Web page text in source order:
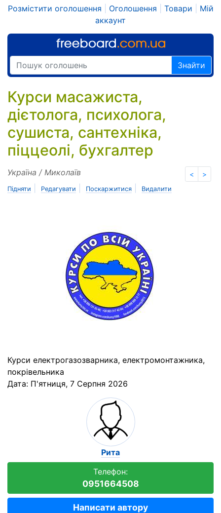
Розмістити оголошення Оголошення Товари
Мій
аккаунт
Знайти
Курси масажиста,
дієтолога, психолога,
сушиста, сантехніка,
піццеолі, бухгалтер
< >
Україна / Миколаїв
Підняти Редагувати Поскаржитися Видалити
Курси електрогазозварника, електромонтажника,
покрівельника
Дата: П'ятниця, 7 Серпня 2026
Рита
Телефон:
0951664508
Написати автору